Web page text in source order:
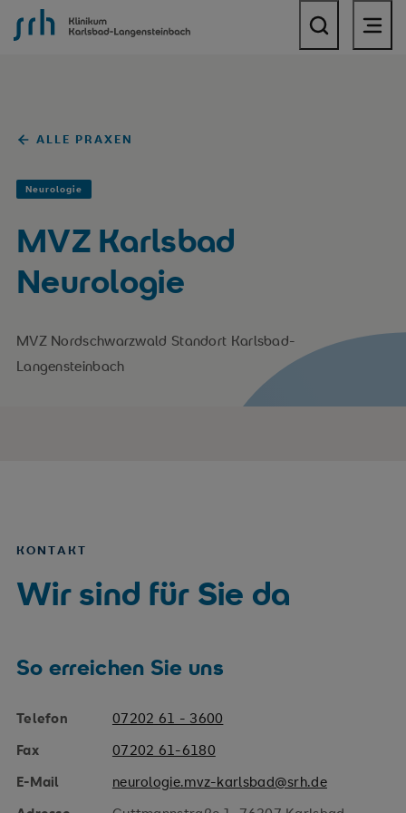
SRH Klinikum Karlsbad-Langensteinbach
ALLE PRAXEN
Neurologie
MVZ Karlsbad
Neurologie
MVZ Nordschwarzwald Standort Karlsbad-
Langensteinbach
KONTAKT
Wir sind für Sie da
So erreichen Sie uns
Telefon
07202 61 - 3600
Fax
07202 61-6180
E-Mail
neurologie.mvz-karlsbad@srh.de